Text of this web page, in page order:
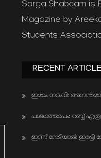
Sarga Shabdam is
Magazine by
Students
RECENT
ഇമാം നവവി:
പശ്ചാത്താപം: റബ്ബ്
ഇന്ന് നേടിയാൽ ഇരട്ടി